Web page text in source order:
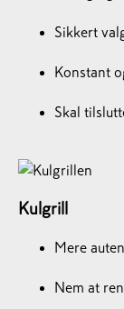
Sikkert
Konstant
Skal
Kulgrill
Mere
Nem at